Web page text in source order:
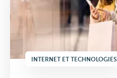
INTERNET ET TECHNOLOGIES